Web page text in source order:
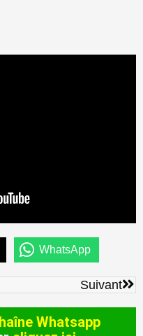
WhatsApp
Suivant
Whatsapp